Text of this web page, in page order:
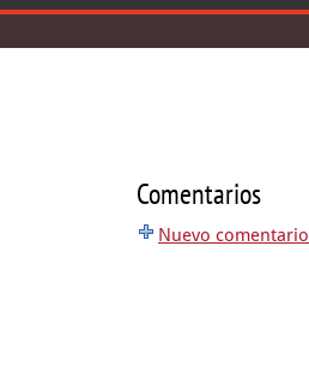
Comentarios
Nuevo comentario